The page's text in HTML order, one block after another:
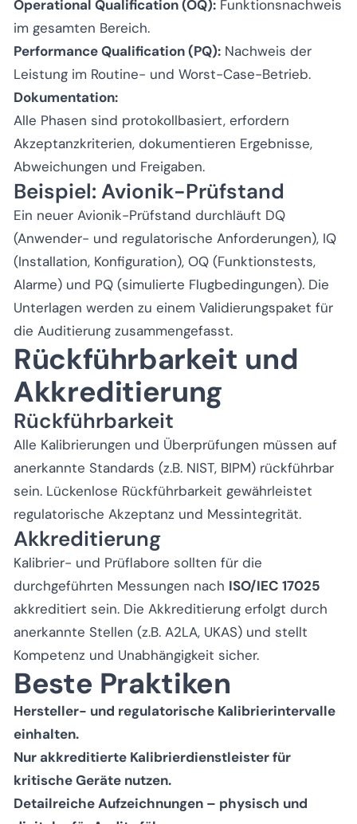
Operational Qualification (OQ): Funktionsnachweis
im gesamten Bereich.
Performance Qualification (PQ): Nachweis der
Leistung im Routine- und Worst-Case-Betrieb.
Dokumentation:
Alle Phasen sind protokollbasiert, erfordern
Akzeptanzkriterien, dokumentieren Ergebnisse,
Abweichungen und Freigaben.
Beispiel: Avionik-Prüfstand
Ein neuer Avionik-Prüfstand durchläuft DQ
(Anwender- und regulatorische Anforderungen), IQ
(Installation, Konfiguration), OQ (Funktionstests,
Alarme) und PQ (simulierte Flugbedingungen). Die
Unterlagen werden zu einem Validierungspaket für
die Auditierung zusammengefasst.
Rückführbarkeit und
Akkreditierung
Rückführbarkeit
Alle Kalibrierungen und Überprüfungen müssen auf
anerkannte Standards (z.B. NIST, BIPM) rückführbar
sein. Lückenlose Rückführbarkeit gewährleistet
regulatorische Akzeptanz und Messintegrität.
Akkreditierung
Kalibrier- und Prüflabore sollten für die
durchgeführten Messungen nach ISO/IEC 17025
akkreditiert sein. Die Akkreditierung erfolgt durch
anerkannte Stellen (z.B. A2LA, UKAS) und stellt
Kompetenz und Unabhängigkeit sicher.
Beste Praktiken
Hersteller- und regulatorische Kalibrierintervalle
einhalten.
Nur akkreditierte Kalibrierdienstleister für
kritische Geräte nutzen.
Detailreiche Aufzeichnungen – physisch und